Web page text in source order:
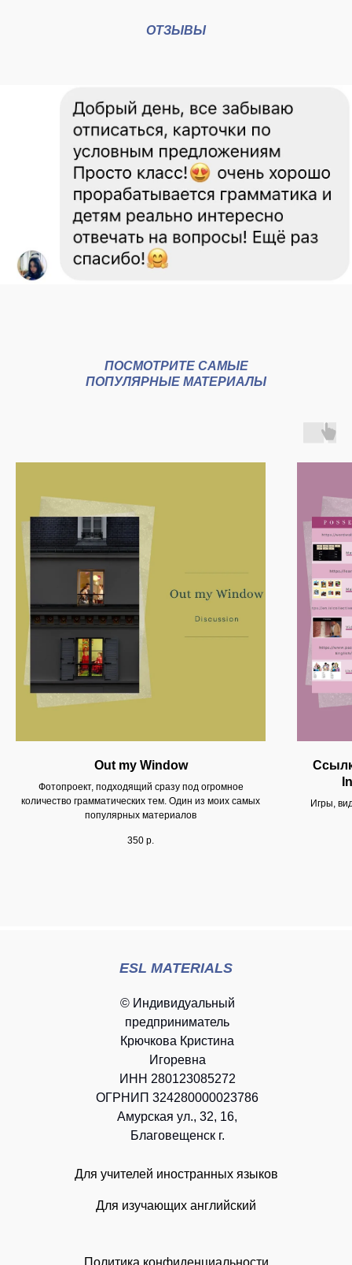
ОТЗЫВЫ
ПОСМОТРИТЕ САМЫЕ
ПОПУЛЯРНЫЕ МАТЕРИАЛЫ
Out my Window
Фотопроект, подходящий сразу под огромное
количество грамматических тем. Один из моих самых
популярных материалов
350 р.
Игры,
Политика конфиденциальности
Для изучающих английский
Для учителей иностранных языков
ESL MATERIALS
© Индивидуальный
предприниматель
Крючкова Кристина
Игоревна
ИНН 280123085272
ОГРНИП 324280000023786
Амурская ул., 32, 16,
Благовещенск г.